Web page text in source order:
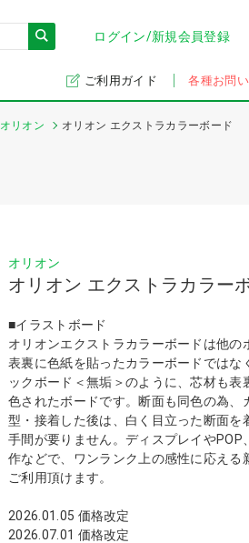
ログイン/新規会員登録
ご利用ガイド 各種お問
オリオン オリオン エクストラカラーボード
オリオン
オリオン エクストラカラー
■イラストボード
オリオンエクストラカラーボードは他の
表裏に色紙を貼ったカラーボードではな
ックボード＜無垢＞のように、芯材も表
色されたボードです。断面も同色の為、
型・接着した後は、白く目立った断面を
手間が要りません。ディスプレイやPOP
作などで、ワンランク上の感性に応える
ご利用頂けます。
2026.01.05 価格改定
2026.07.01 価格改定